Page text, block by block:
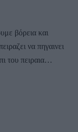
βόρεια και
να πηγαινει
του πειραια…